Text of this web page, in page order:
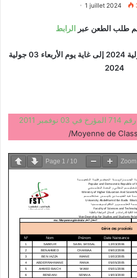
1 juillet 2024
طلب الطعن عبر الرابط
إبتداء من يوم الإثنين 01 جولية 2024 إلى غاية يوم الأربعاء 03 جولية
2024
نوفمبر 2011
/Moyenne de
Page 1 / 10 Zoom